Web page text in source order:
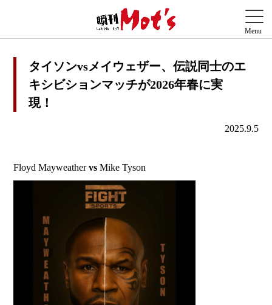
タイソンvsメイウェザー、伝説同士のエ
キシビションマッチが2026年春に実
現！
2025.9.5
Floyd MayweathervsMike Tyson